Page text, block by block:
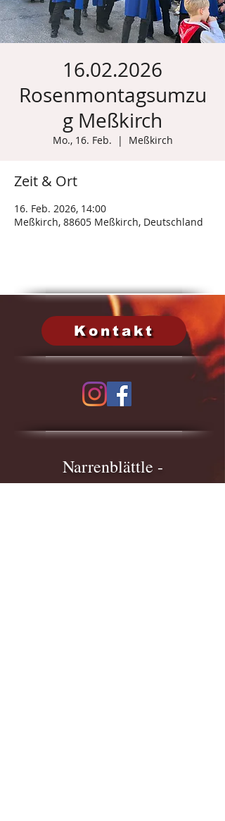
16.02.2026
Rosenmontagsumzu
g Meßkirch
Mo., 16. Feb.
  |
Meßkirch
Zeit & Ort
16. Feb. 2026, 14:00
Meßkirch, 88605 Meßkirch, Deutschland
Kontakt
Narrenblättle -
Beiträge